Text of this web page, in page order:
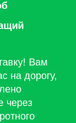
Вам
на дорогу,
через